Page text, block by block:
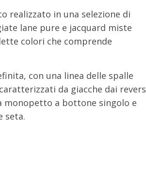
realizzato in una selezione di
lane pure e jacquard miste
colori che comprende
con una linea delle spalle
da giacche dai revers
monopetto a bottone singolo e
seta.